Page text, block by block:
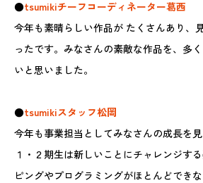
●tsumikiチーフコーディネーター葛西
今年も素晴らしい作品が たくさんあり、
ったです。みなさんの素敵な作品を、多
いと思いました。
●tsumikiスタッフ松岡
今年も事業担当としてみなさんの成長を見
１・２期生は新しいことにチャレンジす
ピングやプログラミングがほとんどでき